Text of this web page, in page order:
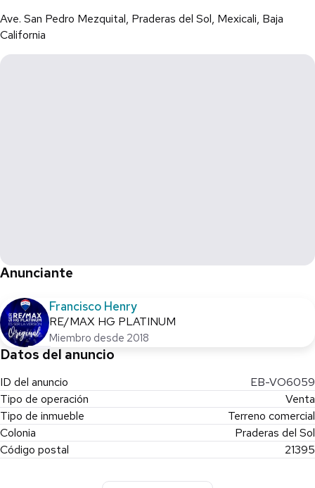
Ave. San Pedro Mezquital, Praderas del Sol, Mexicali, Baja
California
Anunciante
Francisco Henry
RE/MAX HG PLATINUM
Miembro desde 2018
Datos del anuncio
ID del anuncio
EB-VO6059
Tipo de operación
Venta
Tipo de inmueble
Terreno comercial
Colonia
Praderas del Sol
Código postal
21395